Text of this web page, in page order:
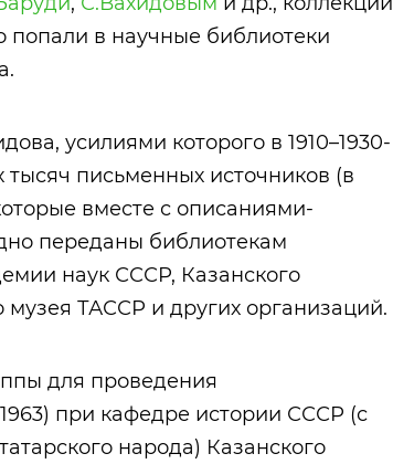
попали в научные библиотеки
усилиями которого в 1910–1930-
тысяч письменных источников (в
вместе с описаниями-
переданы библиотекам
наук СССР, Казанского
музея ТАССР и других организаций.
для проведения
при кафедре истории СССР (с
народа) Казанского